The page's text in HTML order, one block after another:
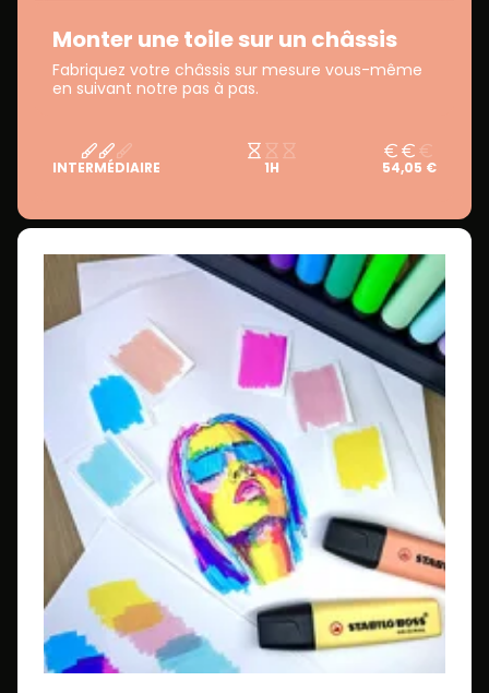
Monter une toile sur un châssis
Fabriquez votre châssis sur mesure vous-même
en suivant notre pas à pas.
INTERMÉDIAIRE 1H 54,05 €